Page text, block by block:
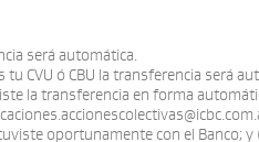
será automática.
CVU ó CBU la transferencia será
la transferencia en forma
oportunamente con el Banco;